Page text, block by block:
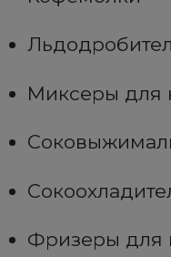
Миксеры для
Фризеры для